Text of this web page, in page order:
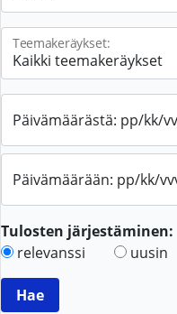
Teemakeräykset:
Päivämäärästä: pp/kk/
Päivämäärään: pp/kk/
Tulosten järjestäminen:
relevanssi
uusin